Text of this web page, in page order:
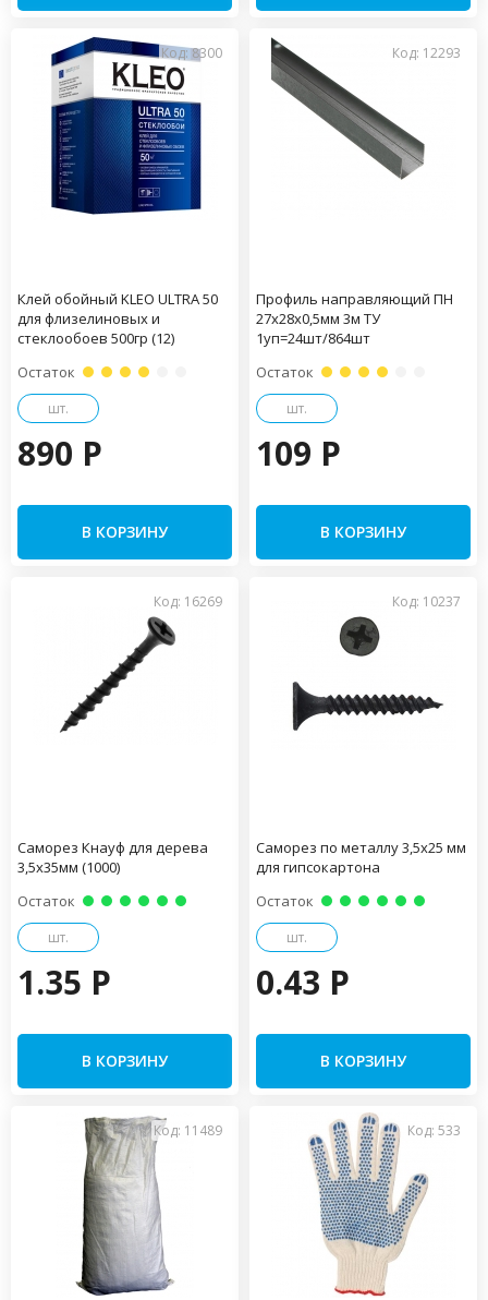
Код: 8300
Клей обойный KLEO ULTRA 50
для флизелиновых и
стеклообоев 500гр (12)
Остаток
шт.
890 P
В КОРЗИНУ
Код: 12293
Профиль направляющий ПН
27х28х0,5мм 3м ТУ
1уп=24шт/864шт
Остаток
шт.
109 P
В КОРЗИНУ
Код: 16269
Саморез Кнауф для дерева
3,5х35мм (1000)
Остаток
шт.
1.35 P
В КОРЗИНУ
Код: 10237
Саморез по металлу 3,5х25 мм
для гипсокартона
Остаток
шт.
0.43 P
В КОРЗИНУ
Код: 11489 Код: 533